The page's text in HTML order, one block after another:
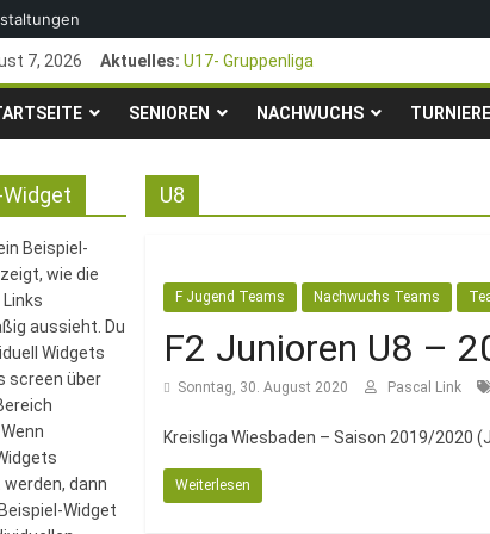
7, 2026 Aktuelles: U17- Gruppenliga
*U17-Junioren steigen in die
47. Otto Walter Pfingstturnier der TSG
1. Mai – Charity-Fußballturnier für
SENIOREN NACHWUCHS TURNIERE
U8
F Jugend Teams Nachwuchs Teams
F2 Junioren U8 –
Sonntag, 30. August 2020 Pascal Link
Kreisliga Wiesbaden – Saison 2019/2020
Weiterlesen
Beispiel-
wie die
aussieht. Du
Widgets
screen über
dann
Widget